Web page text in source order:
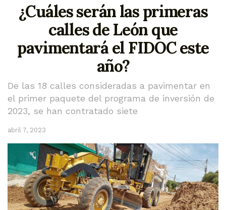
¿Cuáles serán las primeras
calles de León que
pavimentará el FIDOC este
año?
De las 18 calles consideradas a pavimentar en
el primer paquete del programa de inversión de
2023, se han contratado siete
abril 7, 2023